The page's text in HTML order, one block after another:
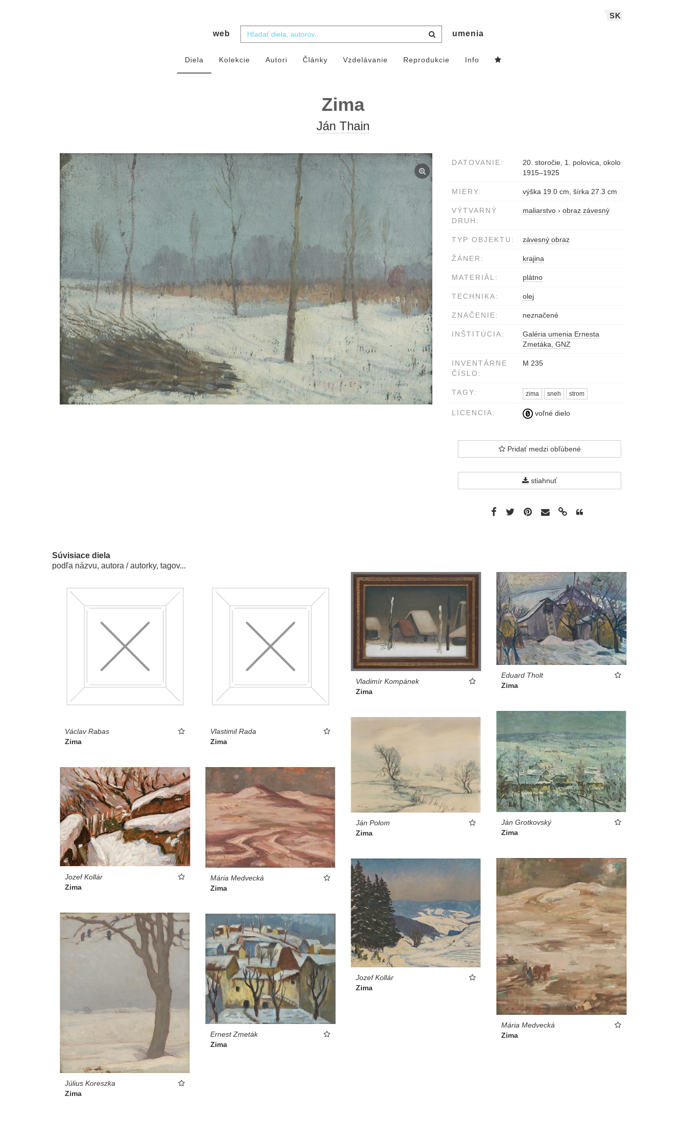
SK
web umenia
Diela Kolekcie Autori Články Vzdelávanie Reprodukcie Info
Zima
Ján Thain
DATOVANIE:
20. storočie, 1. polovica, okolo
1915–1925
MIERY: výška 19.0 cm, šírka 27.3 cm
VÝTVARNÝ
DRUH:
maliarstvo › obraz závesný
TYP OBJEKTU: závesný obraz
ŽÁNER: krajina
MATERIÁL: plátno
TECHNIKA: olej
ZNAČENIE: neznačené
INŠTITÚCIA:
Galéria umenia Ernesta
Zmetáka, GNZ
INVENTÁRNE
ČÍSLO:
M 235
TAGY: zima sneh strom
LICENCIA: voľné dielo
Pridať medzi obľúbené
stiahnuť
Súvisiace diela
podľa názvu, autora / autorky, tagov...
Václav Rabas
Zima
Vlastimil Rada
Zima
Vladimír Kompánek
Zima
Eduard Tholt
Zima
Ján Grotkovský
Zima
Ján Polom
Zima
Jozef Kollár
Zima
Mária Medvecká
Zima
Mária Medvecká
Zima
Jozef Kollár
Zima
Július Koreszka
Zima
Ernest Zmeták
Zima